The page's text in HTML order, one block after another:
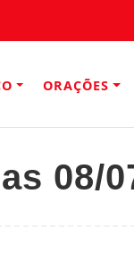
ORAÇÕES
08/